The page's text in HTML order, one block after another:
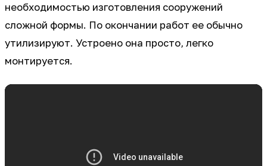
необходимостью изготовления сооружений
сложной формы. По окончании работ ее обычно
утилизируют. Устроено она просто, легко
монтируется.